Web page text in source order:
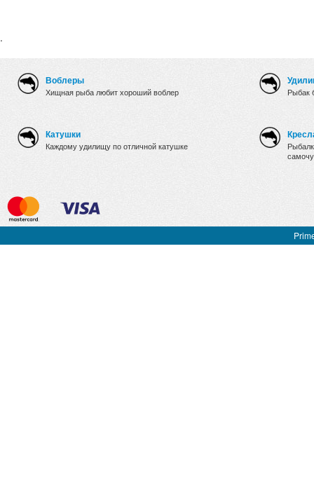
.
Воблеры
Хищная рыба любит хороший воблер
Катушки
Каждому удилищу по отличной катушке
Рыбак